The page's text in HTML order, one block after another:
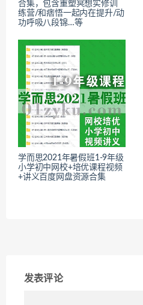
合集，包含重塑冥想实修训
练营/和痞悟一起内在提升/动
功呼吸八段锦…等
学而思2021年暑假班1-9年级
小学初中网校+培优课程视频
+讲义百度网盘资源合集
发表评论